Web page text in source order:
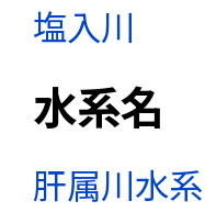
塩入川
水系名
肝属川水系